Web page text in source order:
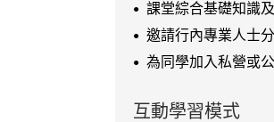
課堂綜合基礎知識
邀請行內專業人士
為同學加入私營或
互動學習模式